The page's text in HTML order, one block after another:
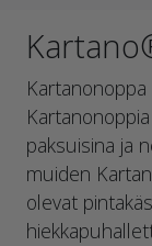
paksuisina ja
muiden
olevat